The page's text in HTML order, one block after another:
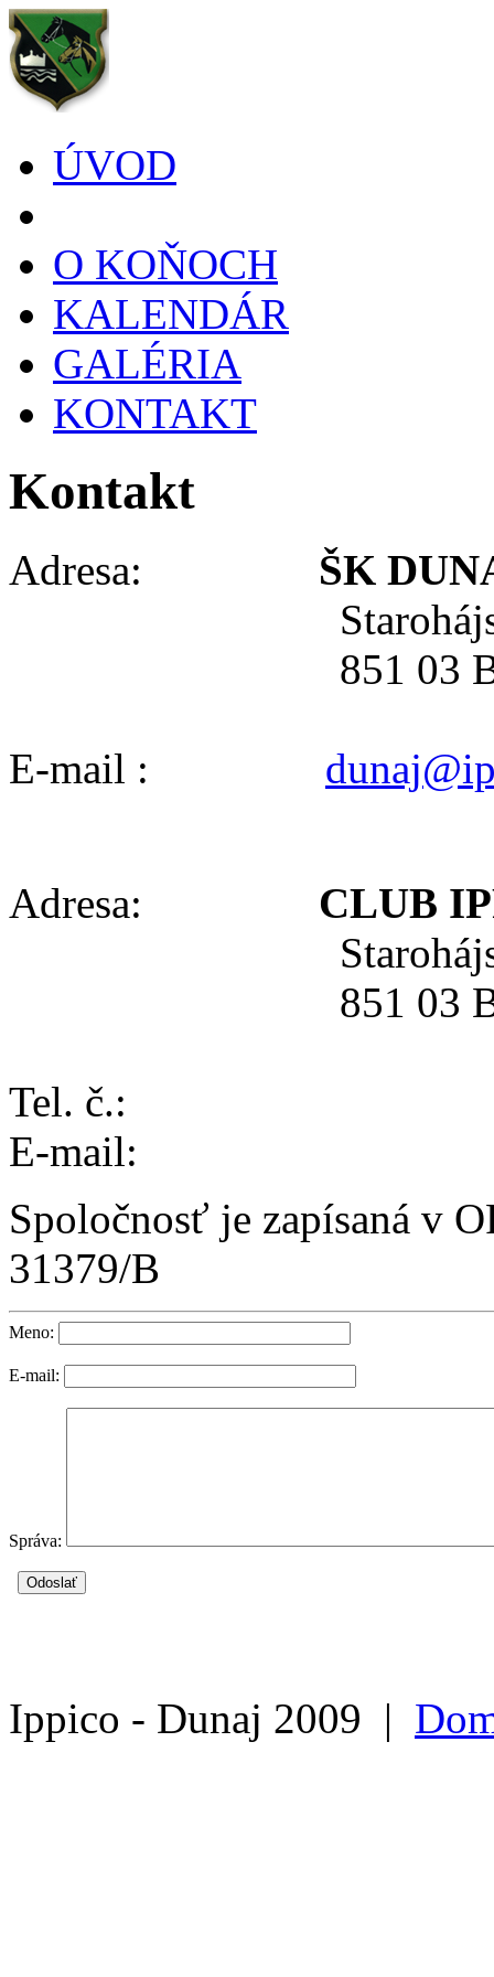
ÚVOD
O KOŇOCH
KALENDÁR
GALÉRIA
KONTAKT
Kontakt
Adresa: ŠK
Starohájska
851 03
E-mail :
Adresa: CLUB
Starohájska
851 03
Tel. č.:
E-mail:
Spoločnosť je zapísaná v
31379/B
Meno:
E-mail:
Správa:
Ippico - Dunaj 2009 |